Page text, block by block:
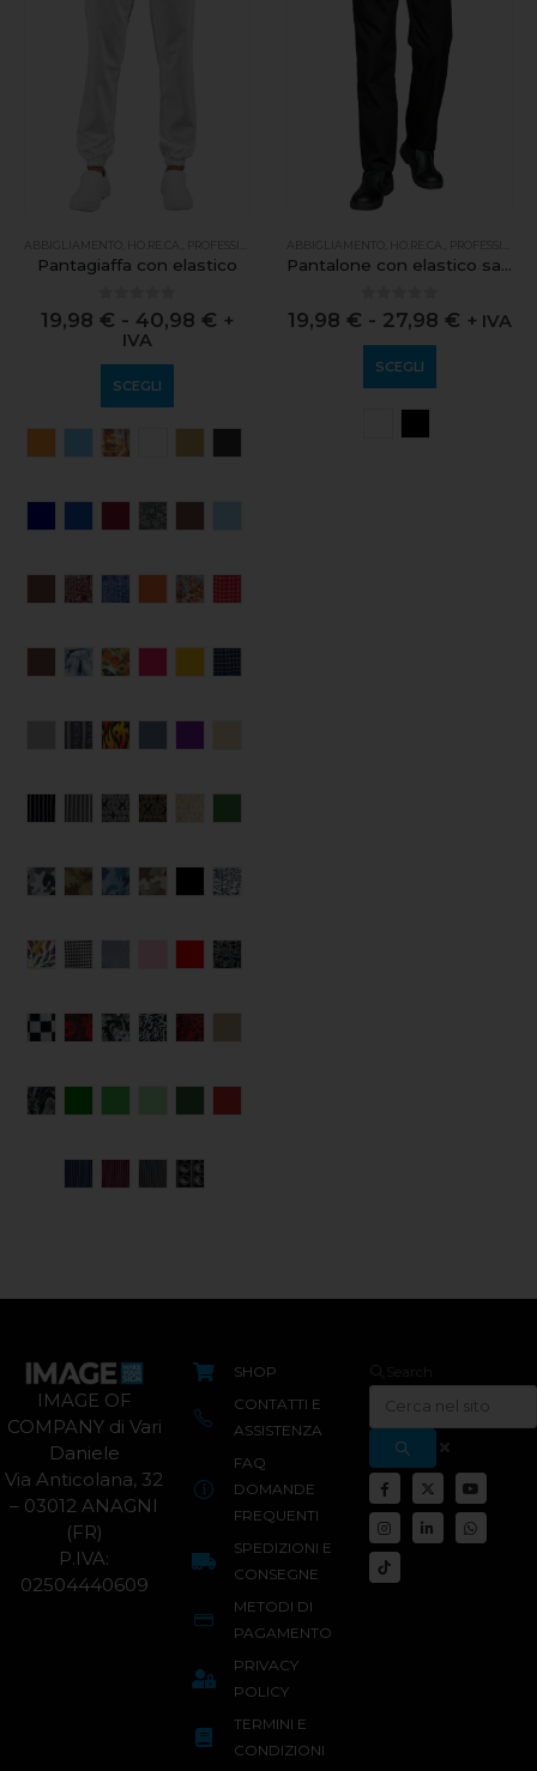
ABBIGLIAMENTO HO.RE.CA. PROFESSIONALE
Pantagiaffa con elastico
0out of 5
19,98 € - 40,98 € +
IVA
SCEGLI
ABBIGLIAMENTO HO.RE.CA. PROFESSIONALE
Pantalone con elastico sanza tasche
out of 5
19,98 € - 27,98 € + IVA
SCEGLI
IMAGE OF
COMPANY di Vari
Daniele
Via Anticolana, 32
– 03012 ANAGNI
(FR)
P.IVA:
02504440609
SHOP
CONTATTI E
ASSISTENZA
FAQ
DOMANDE
FREQUENTI
SPEDIZIONI E
CONSEGNE
METODI DI
PAGAMENTO
PRIVACY
POLICY
TERMINI E
CONDIZIONI